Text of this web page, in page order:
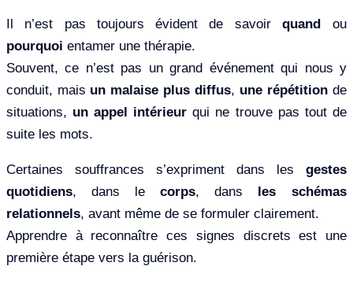
Il n’est pas toujours évident de savoir quand ou
pourquoi entamer une thérapie.
Souvent, ce n’est pas un grand événement qui nous y
conduit, mais un malaise plus diffus, une répétition de
situations, un appel intérieur qui ne trouve pas tout de
suite les mots.
Certaines souffrances s’expriment dans les gestes
quotidiens, dans le corps, dans les schémas
relationnels, avant même de se formuler clairement.
Apprendre à reconnaître ces signes discrets est une
première étape vers la guérison.